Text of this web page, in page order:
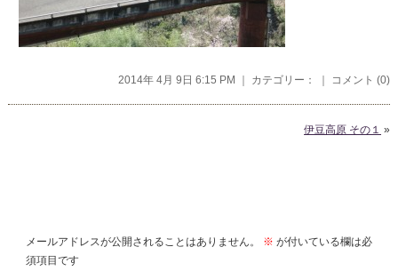
2014年 4月 9日 6:15 PM ｜ カテゴリー： ｜ コメント (0)
伊豆高原 その１ »
メールアドレスが公開されることはありません。 ※ が付いている欄は必
須項目です